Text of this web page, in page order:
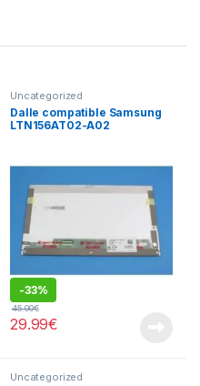
Uncategorized
Dalle compatible Samsung
LTN156AT02-A02
-33%
29.99€
45.00€
Uncategorized